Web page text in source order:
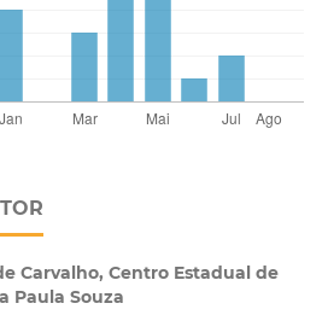
Carvalho, Centro Estadual de
Paula Souza